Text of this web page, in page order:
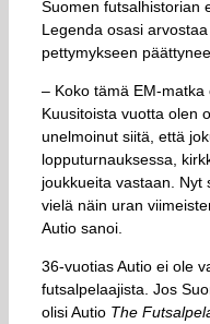
Suomen futsalhistorian
Legenda osasi
pettymykseen
– Koko tämä EM-matka
Kuusitoista vuotta olen
unelmoinut siitä, että
lopputurnauksessa,
joukkueita vastaan. Nyt
vielä näin uran
Autio sanoi.
36-vuotias Autio ei ole
futsalpelaajista. Jos
olisi Autio The